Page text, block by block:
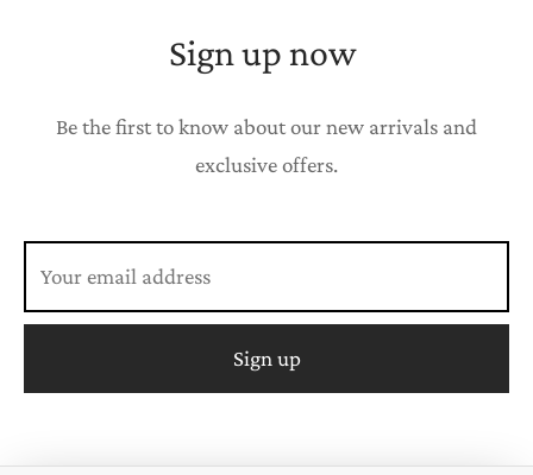
Sign up now
Be the first to know about our new arrivals and
exclusive offers.